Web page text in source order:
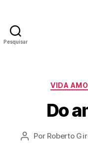
Pesquisar
VIDA
Do
Autor
Por Roberto